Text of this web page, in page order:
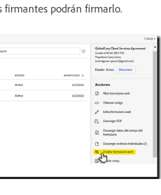
firmantes podrán firmarlo.